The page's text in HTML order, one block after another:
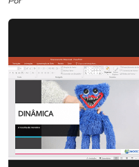
Cultura
CPA
Biblioteca
Editora